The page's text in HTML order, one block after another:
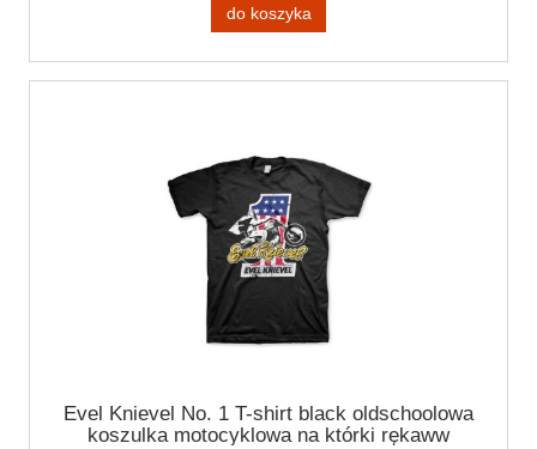
do koszyka
Evel Knievel No. 1 T-shirt black oldschoolowa
koszulka motocyklowa na którki rękaww